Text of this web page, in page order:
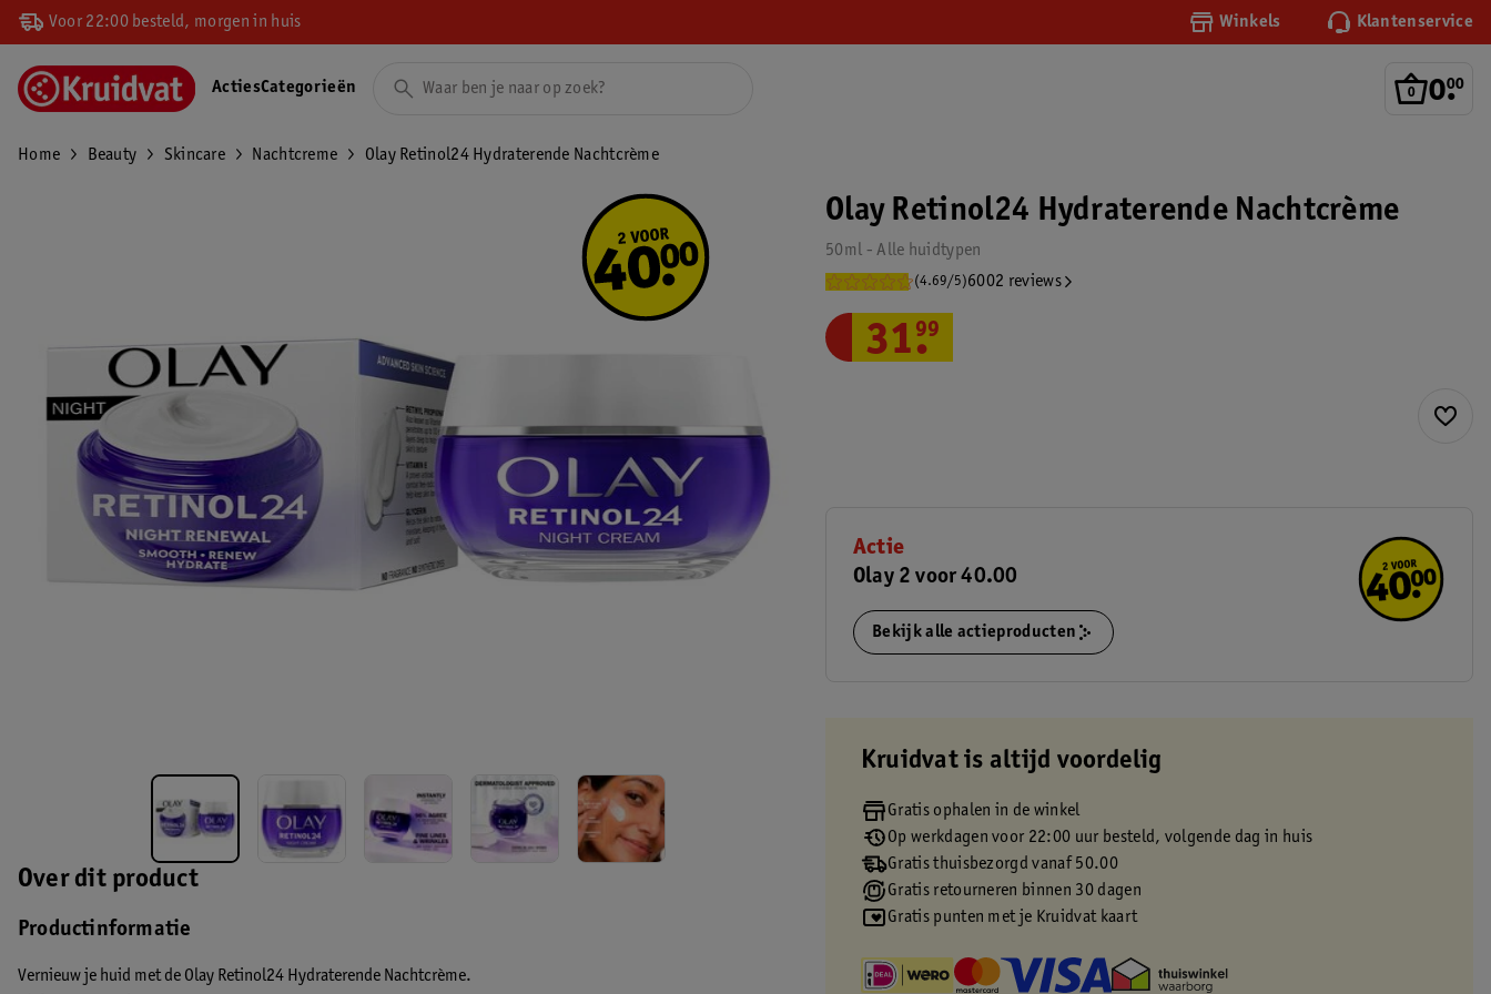
Voor 22:00 besteld, morgen in huis Winkels Klantenservice
0.
00
ActiesCategorieën
Home Beauty Skincare Nachtcreme Olay Retinol24 Hydraterende Nachtcrème
Over dit product
Productinformatie
Vernieuw je huid met de Olay Retinol24 Hydraterende Nachtcrème.
Olay Retinol24 Hydraterende Nachtcrème
50ml - Alle huidtypen
(4.69/5)6002 reviews
31.
99
Actie
Olay 2 voor 40.00
Bekijk alle actieproducten
Kruidvat is altijd voordelig
Gratis ophalen in de winkel
Op werkdagen voor 22:00 uur besteld, volgende dag in huis
Gratis thuisbezorgd vanaf 50.00
Gratis retourneren binnen 30 dagen
Gratis punten met je Kruidvat kaart